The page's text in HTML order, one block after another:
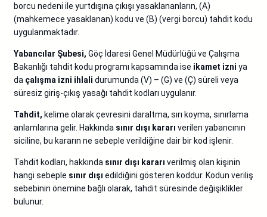
borcu nedeni ile yurtdışına çıkışı yasaklananların, (A)
(mahkemece yasaklanan) kodu ve (B) (vergi borcu) tahdit kodu
uygulanmaktadır.
Yabancılar Şubesi, Göç İdaresi Genel Müdürlüğü ve Çalışma
Bakanlığı tahdit kodu programı kapsamında ise ikamet izni ya
da çalışma izni ihlali durumunda (V) – (G) ve (Ç) süreli veya
süresiz giriş-çıkış yasağı tahdit kodları uygulanır.
Tahdit, kelime olarak çevresini daraltma, sırı koyma, sınırlama
anlamlarına gelir. Hakkında sınır dışı kararı verilen yabancının
siciline, bu kararın ne sebeple verildiğine dair bir kod işlenir.
Tahdit kodları, hakkında sınır dışı kararı verilmiş olan kişinin
hangi sebeple sınır dışı edildiğini gösteren koddur. Kodun veriliş
sebebinin önemine bağlı olarak, tahdit süresinde değişiklikler
bulunur.